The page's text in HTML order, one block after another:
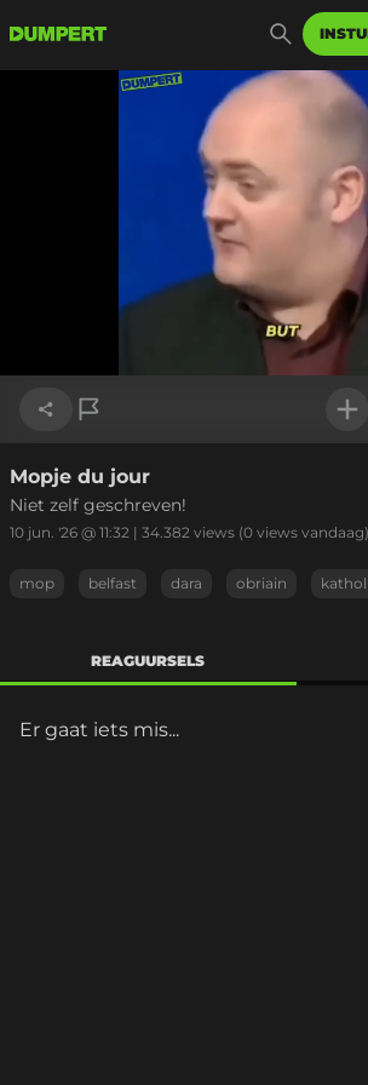
Geladen :
100.00%
Link kopiëren
Mopje du jour
Niet zelf geschreven!
10 jun. '26 @ 11:32 | 34.382 views (0 views vandaag)
mop belfast dara obriain
REAGUURSELS
Er gaat iets mis...